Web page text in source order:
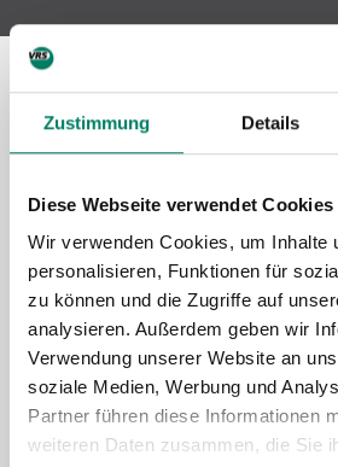
Zustimmung Details
Diese Webseite verwendet Cookies
Wir verwenden Cookies, um Inhalte
personalisieren, Funktionen für
zu können und die Zugriffe auf
analysieren. Außerdem geben wir
Verwendung unserer Website an
soziale Medien, Werbung und
Partner führen diese Informationen
weiteren Daten zusammen, die Sie
Future-mobility
About us
Press and media
Career